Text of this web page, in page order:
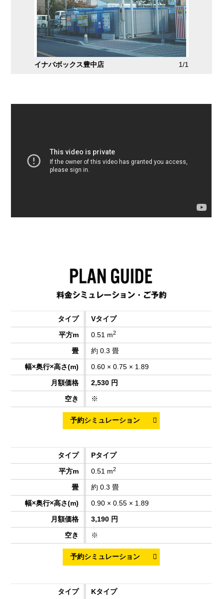
イナバボックス豊中店 1/1
Vタイプ
0.51 m2
約 0.3 畳
0.60 × 0.75 × 1.89
2,530 円
※
Pタイプ
0.51 m2
約 0.3 畳
0.90 × 0.55 × 1.89
3,190 円
※
Kタイプ